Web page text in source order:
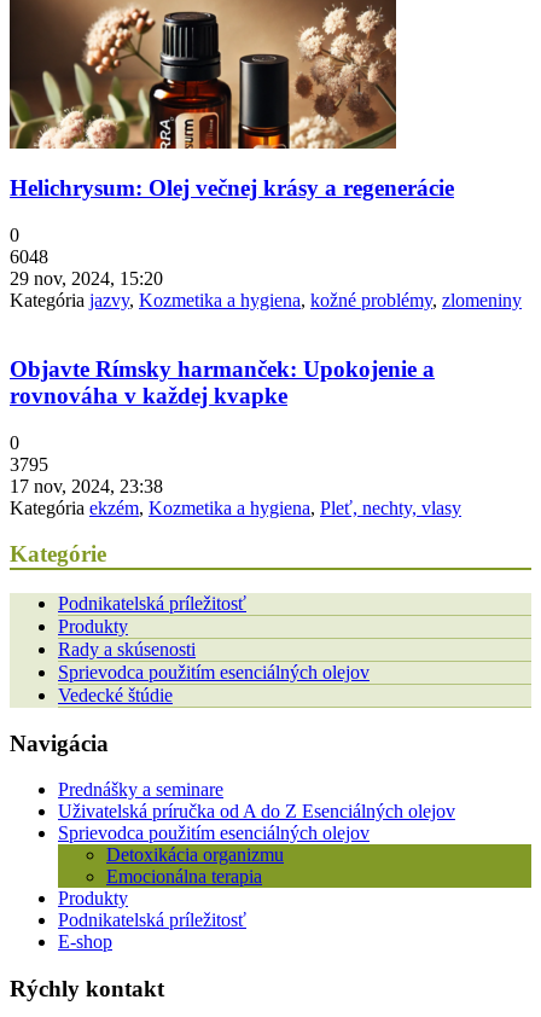
Helichrysum: Olej večnej krásy a regenerácie
0
6048
29 nov, 2024, 15:20
Kategória jazvy, Kozmetika a hygiena, kožné problémy, zlomeniny
Objavte Rímsky harmanček: Upokojenie a
rovnováha v každej kvapke
0
3795
17 nov, 2024, 23:38
Kategória ekzém, Kozmetika a hygiena, Pleť, nechty, vlasy
Kategórie
Podnikatelská príležitosť
Produkty
Rady a skúsenosti
Sprievodca použitím esenciálných olejov
Vedecké štúdie
Navigácia
Prednášky a seminare
Uživatelská príručka od A do Z Esenciálných olejov
Sprievodca použitím esenciálných olejov
Detoxikácia organizmu
Emocionálna terapia
Produkty
Podnikatelská príležitosť
E-shop
Rýchly kontakt